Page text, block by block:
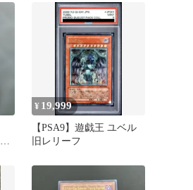
¥ 19,999
【PSA9】遊戯王 ユベル
旧レリーフ